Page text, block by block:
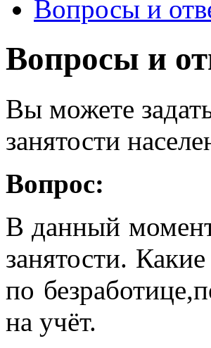
Вопросы и
Вопросы и
Вы можете
занятости
Вопрос:
В данный
занятости.
по
на учёт.